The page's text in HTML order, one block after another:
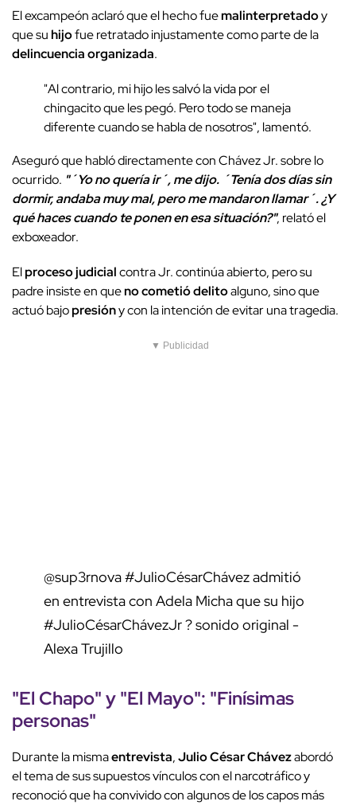
El excampeón aclaró que el hecho fuemalinterpretadoy
que suhijofue retratado injustamente como parte de la
delincuencia organizada.
"Al contrario, mi hijo les salvó la vida por el
chingacito que les pegó. Pero todo se maneja
diferente cuando se habla de nosotros", lamentó.
Aseguró que habló directamente con Chávez Jr. sobre lo
ocurrido. "´Yo no quería ir´, me dijo. ´Tenía dos días sin
dormir, andaba muy mal, pero me mandaron llamar´. ¿Y
qué haces cuando te ponen en esa situación?", relató el
exboxeador.
Elproceso judicialcontra Jr. continúa abierto, pero su
padre insiste en queno cometió delitoalguno, sino que
actuó bajopresióny con la intención de evitar una tragedia.
▼ Publicidad
@sup3rnova#JulioCésarChávezadmitió
en entrevista con Adela Micha que su hijo
#JulioCésarChávezJr? sonido original -
Alexa Trujillo
"El Chapo" y "El Mayo": "Finísimas
personas"
Durante la mismaentrevista,Julio César Chávezabordó
el tema de sus supuestos vínculos con el narcotráfico y
reconoció que ha convivido con algunos de los capos más